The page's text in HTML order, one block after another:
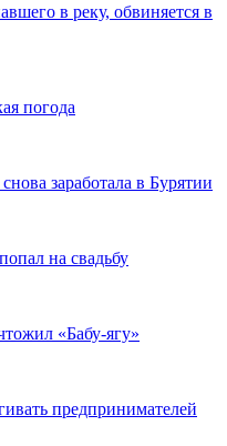
в реку, обвиняется в
погода
заработала в Бурятии
на свадьбу
«Бабу-ягу»
предпринимателей